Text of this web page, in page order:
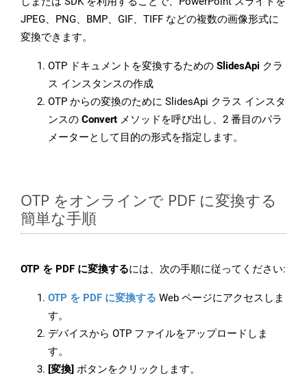
JPEG、PNG、BMP、GIF、TIFF などの複数の画像形式に
変換できます。
OTP ドキュメントを変換するための SlidesApi クラ
ス インスタンスの作成
OTP からの変換のために SlidesApi クラス インスタ
ンスの Convert メソッドを呼び出し、2 番目のパラ
メーターとして目的の形式を指定します。
OTP をオンラインで PDF に変換する
簡単な手順
OTP を PDF に変換するには、次の手順に従ってください:
OTP を PDF に変換する Web ページにアクセスしま
す。
デバイスから OTP ファイルをアップロードしま
す。
[変換] ボタンをクリックします。